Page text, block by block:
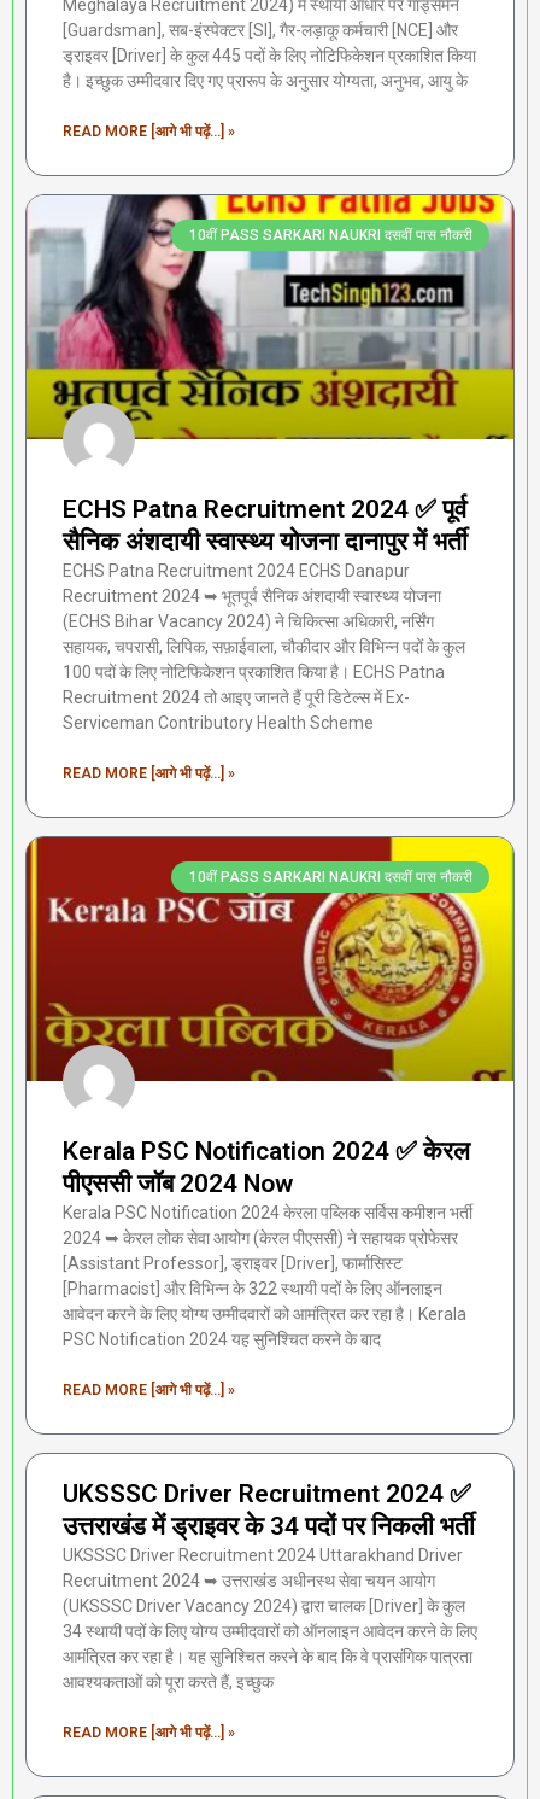
Meghalaya Recruitment 2024) में स्थायी आधार पर गार्ड्समैन
[Guardsman], सब-इंस्पेक्टर [SI], गैर-लड़ाकू कर्मचारी [NCE] और
ड्राइवर [Driver] के कुल 445 पदों के लिए नोटिफिकेशन प्रकाशित किया
है। इच्छुक उम्मीदवार दिए गए प्रारूप के अनुसार योग्यता, अनुभव, आयु के
READ MORE [आगे भी पढ़ें...] »
10वीं PASS SARKARI NAUKRI दसवीं पास नौकरी
ECHS Patna Recruitment 2024 ✅ पूर्व
सैनिक अंशदायी स्वास्थ्य योजना दानापुर में भर्ती
ECHS Patna Recruitment 2024 ECHS Danapur
Recruitment 2024 ➥ भूतपूर्व सैनिक अंशदायी स्वास्थ्य योजना
(ECHS Bihar Vacancy 2024) ने चिकित्सा अधिकारी, नर्सिंग
सहायक, चपरासी, लिपिक, सफ़ाईवाला, चौकीदार और विभिन्न पदों के कुल
100 पदों के लिए नोटिफिकेशन प्रकाशित किया है। ECHS Patna
Recruitment 2024 तो आइए जानते हैं पूरी डिटेल्स में Ex-
Serviceman Contributory Health Scheme
READ MORE [आगे भी पढ़ें...] »
10वीं PASS SARKARI NAUKRI दसवीं पास नौकरी
Kerala PSC Notification 2024 ✅ केरल
पीएससी जॉब 2024 Now
Kerala PSC Notification 2024 केरला पब्लिक सर्विस कमीशन भर्ती
2024 ➥ केरल लोक सेवा आयोग (केरल पीएससी) ने सहायक प्रोफेसर
[Assistant Professor], ड्राइवर [Driver], फार्मासिस्ट
[Pharmacist] और विभिन्न के 322 स्थायी पदों के लिए ऑनलाइन
आवेदन करने के लिए योग्य उम्मीदवारों को आमंत्रित कर रहा है। Kerala
PSC Notification 2024 यह सुनिश्चित करने के बाद
READ MORE [आगे भी पढ़ें...] »
UKSSSC Driver Recruitment 2024 ✅
उत्तराखंड में ड्राइवर के 34 पदों पर निकली भर्ती
UKSSSC Driver Recruitment 2024 Uttarakhand Driver
Recruitment 2024 ➥ उत्तराखंड अधीनस्थ सेवा चयन आयोग
(UKSSSC Driver Vacancy 2024) द्वारा चालक [Driver] के कुल
34 स्थायी पदों के लिए योग्य उम्मीदवारों को ऑनलाइन आवेदन करने के लिए
आमंत्रित कर रहा है। यह सुनिश्चित करने के बाद कि वे प्रासंगिक पात्रता
आवश्यकताओं को पूरा करते हैं, इच्छुक
READ MORE [आगे भी पढ़ें...] »